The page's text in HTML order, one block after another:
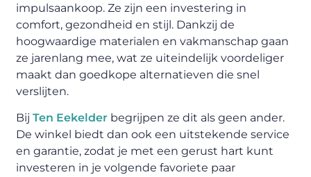
impulsaankoop. Ze zijn een investering in
comfort, gezondheid en stijl. Dankzij de
hoogwaardige materialen en vakmanschap gaan
ze jarenlang mee, wat ze uiteindelijk voordeliger
maakt dan goedkope alternatieven die snel
verslijten.
BijTen Eekelder begrijpen ze dit als geen ander.
De winkel biedt dan ook een uitstekende service
en garantie, zodat je met een gerust hart kunt
investeren in je volgende favoriete paar